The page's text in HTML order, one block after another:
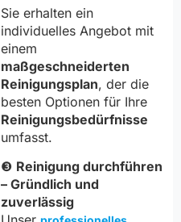
Sie erhalten ein
individuelles Angebot mit
einem
maßgeschneiderten
Reinigungsplan, der die
besten Optionen für Ihre
Reinigungsbedürfnisse
umfasst.
❸ Reinigung durchführen
– Gründlich und
zuverlässig